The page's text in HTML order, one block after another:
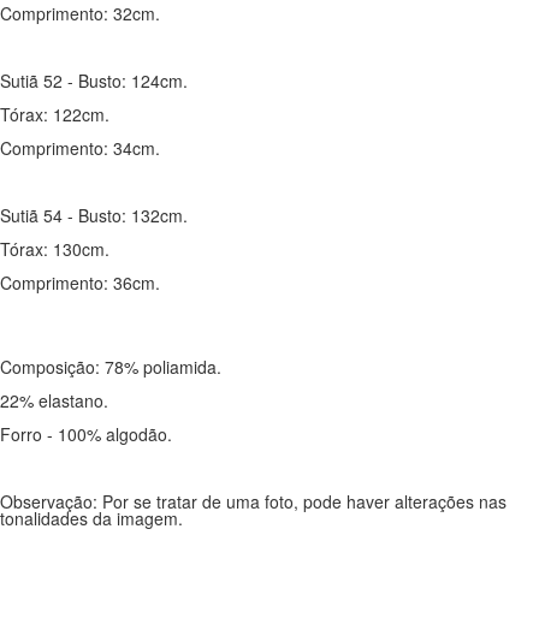
Comprimento: 32cm.
Sutiã 52 - Busto: 124cm.
Tórax: 122cm.
Comprimento: 34cm.
Sutiã 54 - Busto: 132cm.
Tórax: 130cm.
Comprimento: 36cm.
Composição: 78% poliamida.
22% elastano.
Forro - 100% algodão.
Observação: Por se tratar de uma foto, pode haver alterações nas
tonalidades da imagem.